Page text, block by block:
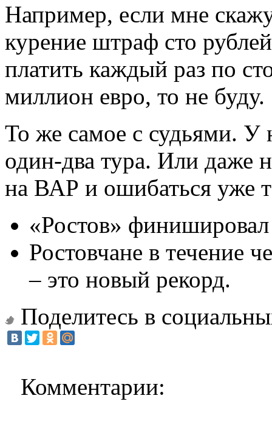
Например, если мне
курение штраф сто
платить каждый раз по
миллион евро, то не буду.
То же самое с судьями. У
один-два тура. Или даже
на ВАР и ошибаться уже
«Ростов»
Ростовчане в течение
– это новый рекорд.
Поделитесь в
Комментарии: